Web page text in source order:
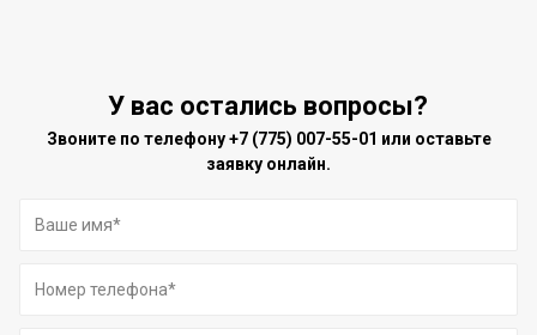
У вас остались вопросы?
Звоните по телефону+7 (775) 007-55-01 или оставьте
заявку онлайн.